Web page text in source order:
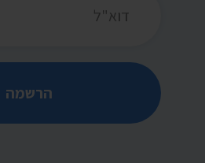
הרשמה